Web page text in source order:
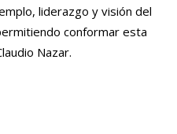
liderazgo y visión del
conformar esta
Nazar.